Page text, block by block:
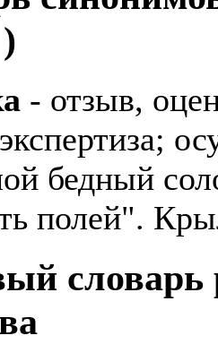
- отзыв,
бедный
полей".
словарь